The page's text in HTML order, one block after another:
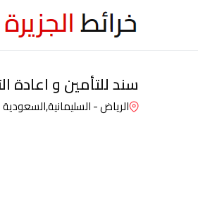
سند للتأمين و اعادة
الرياض - السليمانية,السعودية